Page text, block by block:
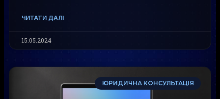
ЧИТАТИ ДАЛІ
15.05.2024
ЮРИДИЧНА КОНСУЛЬТАЦІЯ